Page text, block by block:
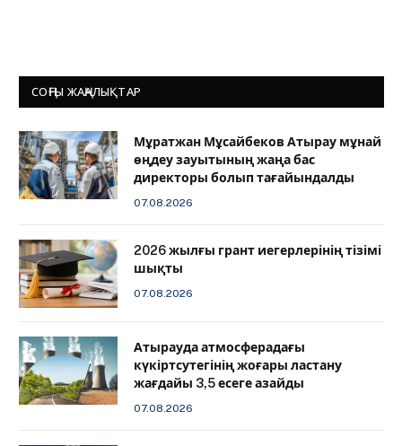
СОҢҒЫ ЖАҢАЛЫҚТАР
Мұратжан Мұсайбеков Атырау мұнай
өңдеу зауытының жаңа бас
директоры болып тағайындалды
07.08.2026
2026 жылғы грант иегерлерінің тізімі
шықты
07.08.2026
Атырауда атмосферадағы
күкіртсутегінің жоғары ластану
жағдайы 3,5 есеге азайды
07.08.2026